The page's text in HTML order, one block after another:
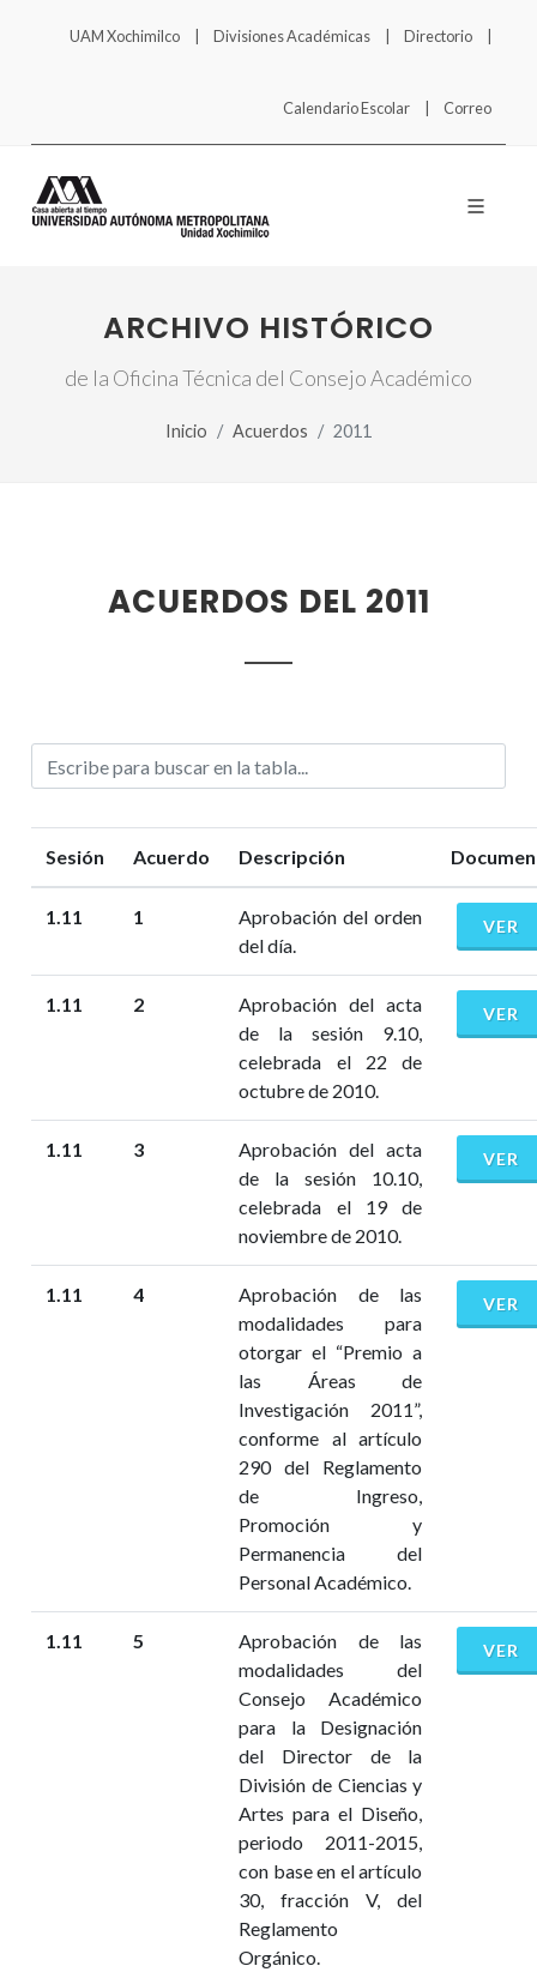
UAM Xochimilco Divisiones Académicas Directorio
Calendario Escolar Correo
ARCHIVO HISTÓRICO
de la Oficina Técnica del Consejo Académico
Inicio Acuerdos 2011
ACUERDOS DEL 2011
Sesión Acuerdo Descripción
1.11 1
Aprobación del orden
del día.
VER
1.11 2
Aprobación del acta
de la sesión 9.10,
celebrada el 22 de
octubre de 2010.
VER
1.11 3
Aprobación del acta
de la sesión 10.10,
celebrada el 19 de
noviembre de 2010.
VER
1.11 4
Aprobación de las
modalidades para
otorgar el “Premio a
las Áreas de
Investigación 2011”,
conforme al artículo
290 del Reglamento
de Ingreso,
Promoción y
Permanencia del
Personal Académico.
VER
1.11 5
Aprobación de las
modalidades del
Consejo Académico
para la Designación
del Director de la
División de Ciencias y
Artes para el Diseño,
periodo 2011-2015,
con base en el artículo
30, fracción V, del
Reglamento
Orgánico.
VER